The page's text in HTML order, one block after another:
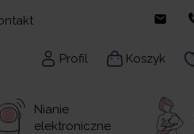
Profil Koszyk
Nianie
elektroniczne